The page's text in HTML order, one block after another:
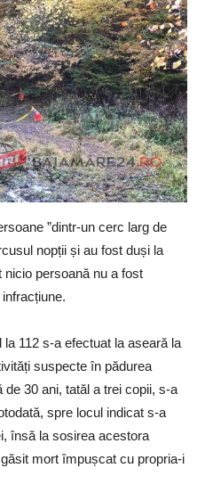
”dintr-un cerc larg de
nopții și au fost duși la
persoană nu a fost
112 s-a efectuat la aseară la
suspecte în pădurea
30 ani, tatăl a trei copii, s-a
spre locul indicat s-a
însă la sosirea acestora
mort împușcat cu propria-i